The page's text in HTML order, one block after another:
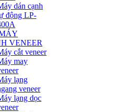
dán cạnh
động LP-
VENEER
cắt veneer
may
lạng
veneer
lạng dọc